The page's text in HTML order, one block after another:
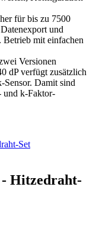
für bis zu 7500
und
mit einfachen
Versionen
dP verfügt zusätzlich
Sensor. Damit sind
und k-Faktor-
- Hitzedraht-